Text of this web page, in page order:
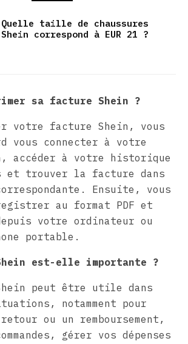
Quelle taille de chaussures
Shein correspond à EUR 21 ?
sa facture Shein ?
votre facture Shein, vous
vous connecter à votre
accéder à votre historique
et trouver la facture dans
Ensuite, vous
au format PDF et
votre ordinateur ou
portable.
est-elle importante ?
peut être utile dans
notamment pour
retour ou un remboursement,
gérer vos dépenses